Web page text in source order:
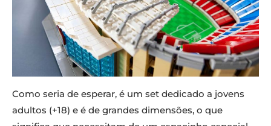
Como seria de esperar, é um set dedicado a jovens
adultos (+18) e é de grandes dimensões, o que